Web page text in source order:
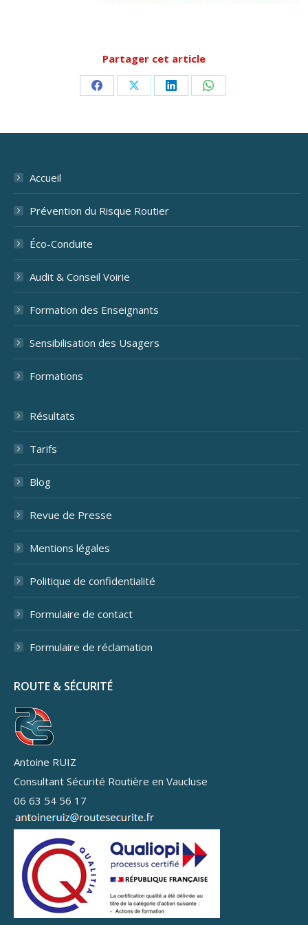
Partager cet article
Partager
Facebook
Partager
X
Partager
LinkedIn
Partager
WhatsApp
Accueil
Prévention du Risque Routier
Éco-Conduite
Audit & Conseil Voirie
Formation des Enseignants
Sensibilisation des Usagers
Formations
Résultats
Tarifs
Blog
Revue de Presse
Mentions légales
Politique de confidentialité
Formulaire de contact
Formulaire de réclamation
ROUTE & SÉCURITÉ
Antoine RUIZ
Consultant Sécurité Routière en Vaucluse
06 63 54 56 17